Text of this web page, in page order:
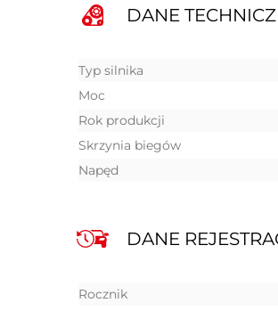
DANE
Typ silnika
Moc
Rok produkcji
Skrzynia biegów
Napęd
DANE
Rocznik